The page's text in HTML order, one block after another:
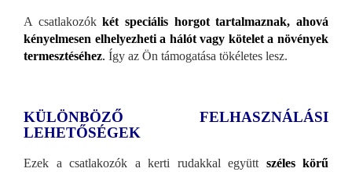
A csatlakozókkét speciális horgot tartalmaznak, ahová
kényelmesen elhelyezheti a hálót vagy kötelet a növények
termesztéséhez. Így az Ön támogatása tökéletes lesz.
KÜLÖNBÖZŐ FELHASZNÁLÁSI
LEHETŐSÉGEK
Ezek a csatlakozók a kerti rudakkal együtt széles körű